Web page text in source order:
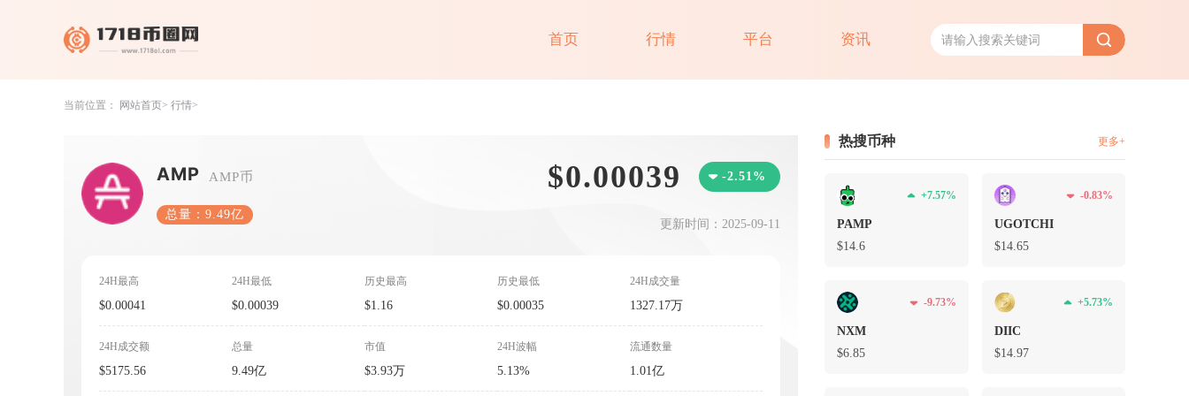
首页 行情 平台 资讯
当前位置： 网站首页 行情
AMP AMP币
总量：9.49亿
$0.00039 -2.51%
更新时间：2025-09-11
24H最高
$0.00041
24H最低
$0.00039
历史最高
$1.16
历史最低
$0.00035
24H成交量
1327.17万
24H成交额
$5175.56
总量
9.49亿
市值
$3.93万
24H波幅
5.13%
流通数量
1.01亿
热搜币种 更多+
+7.57%
PAMP
$14.6
-0.83%
UGOTCHI
$14.65
-9.73%
NXM
$6.85
+5.73%
DIIC
$14.97